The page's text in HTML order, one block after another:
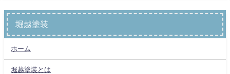
堀越塗装
ホーム
堀越塗装とは